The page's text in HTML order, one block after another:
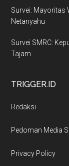
Survei: Mayoritas
Netanyahu
Survei SMRC:
Tajam
TRIGGER.ID
Redaksi
Pedoman Media
Privacy Policy